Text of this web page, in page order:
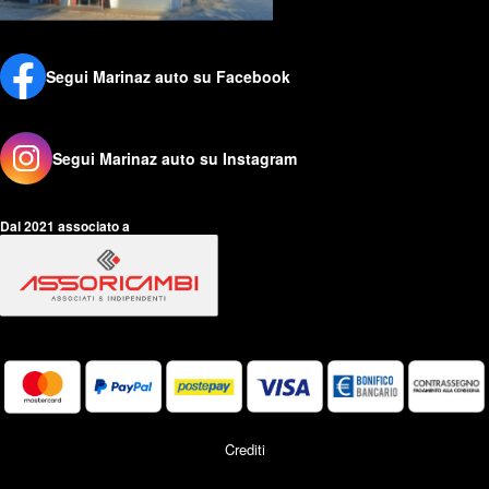
Schede di sicurezza
Cookie Policy
Segui Marinaz auto su Facebook
Segui Marinaz auto su Instagram
Dal 2021 associato a
Crediti